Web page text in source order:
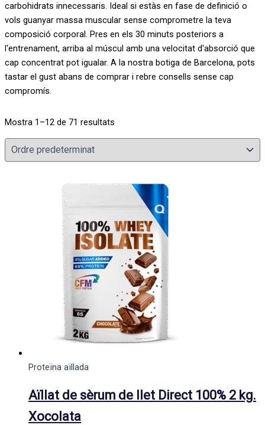
carbohidrats innecessaris. Ideal si estàs en fase de definició o
vols guanyar massa muscular sense comprometre la teva
composició corporal. Pres en els 30 minuts posteriors a
l'entrenament, arriba al múscul amb una velocitat d'absorció que
cap concentrat pot igualar. A la nostra botiga de Barcelona, pots
tastar el gust abans de comprar i rebre consells sense cap
compromís.
Mostra 1–12 de 71 resultats
Proteïna aïllada
Aïllat de sèrum de llet Direct 100% 2 kg.
Xocolata